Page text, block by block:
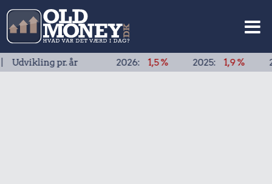
pr. år2026: 1,5 % 2025: 1,9 % 2024: 1,9